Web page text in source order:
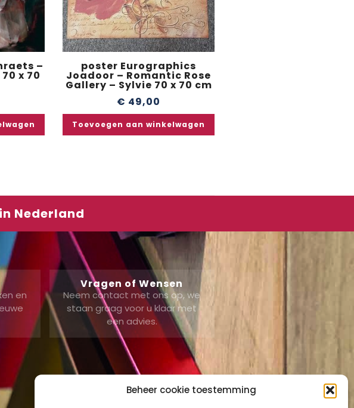
Beheer cookie toestemming
–
x 70
poster Eurographics
Joadoor – Romantic Rose
Gallery – Sylvie 70 x 70 cm
€ 49,00
Toevoegen aan winkelwagen
Nederland
en
Vragen of Wensen
Neem contact met ons op, we
staan graag voor u klaar met
een advies.